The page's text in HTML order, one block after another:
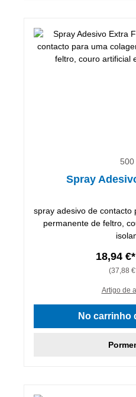
500
Spray
spray adesivo de contacto
permanente de feltro,
18,94 €*
(37,88
Artigo de
No carrinho